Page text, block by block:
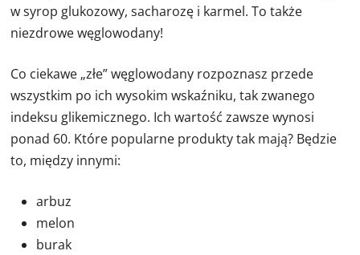
w syrop glukozowy, sacharozę i karmel. To także
niezdrowe węglowodany!
Co ciekawe „złe” węglowodany rozpoznasz przede
wszystkim po ich wysokim wskaźniku, tak zwanego
indeksu glikemicznego. Ich wartość zawsze wynosi
ponad 60. Które popularne produkty tak mają? Będzie
to, między innymi:
arbuz
melon
burak